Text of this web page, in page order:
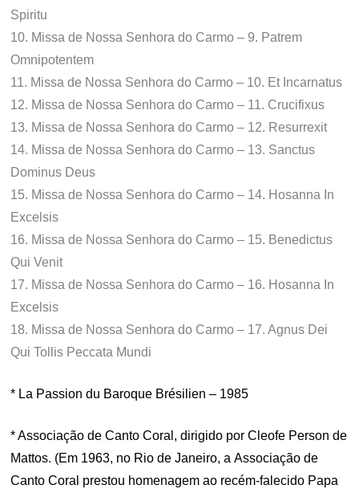
Spiritu
10. Missa de Nossa Senhora do Carmo – 9. Patrem
Omnipotentem
11. Missa de Nossa Senhora do Carmo – 10. Et Incarnatus
12. Missa de Nossa Senhora do Carmo – 11. Crucifixus
13. Missa de Nossa Senhora do Carmo – 12. Resurrexit
14. Missa de Nossa Senhora do Carmo – 13. Sanctus
Dominus Deus
15. Missa de Nossa Senhora do Carmo – 14. Hosanna In
Excelsis
16. Missa de Nossa Senhora do Carmo – 15. Benedictus
Qui Venit
17. Missa de Nossa Senhora do Carmo – 16. Hosanna In
Excelsis
18. Missa de Nossa Senhora do Carmo – 17. Agnus Dei
Qui Tollis Peccata Mundi
* La Passion du Baroque Brésilien – 1985
* Associação de Canto Coral, dirigido por Cleofe Person de
Mattos. (Em 1963, no Rio de Janeiro, a Associação de
Canto Coral prestou homenagem ao recém-falecido Papa